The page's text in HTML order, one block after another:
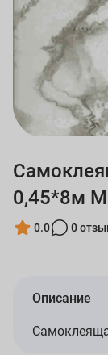
0,45*8м
0.0 0
Описание